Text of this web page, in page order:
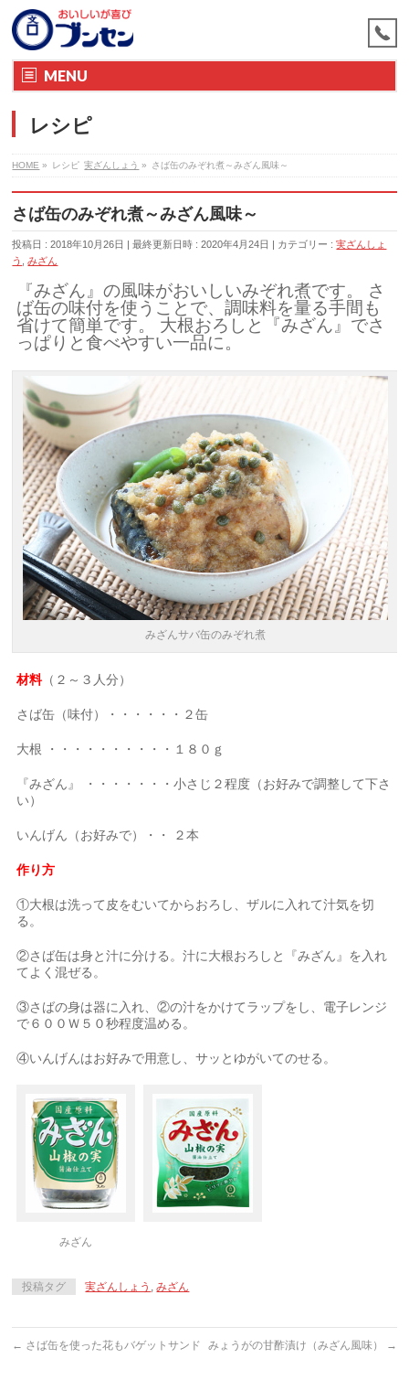
MENU
レシピ
HOME » レシピ 実ざんしょう » さば缶のみぞれ煮～みざん風味～
さば缶のみぞれ煮～みざん風味～
投稿日 : 2018年10月26日 最終更新日時 : 2020年4月24日 カテゴリー :実ざんしょ
う
,みざん
『みざん』の風味がおいしいみぞれ煮です。 さ
ば缶の味付を使うことで、調味料を量る手間も
省けて簡単です。 大根おろしと『みざん』でさ
っぱりと食べやすい一品に。
みざんサバ缶のみぞれ煮
材料（２～３人分）
さば缶（味付）・・・・・・２缶
大根 ・・・・・・・・・・１８０ｇ
『みざん』 ・・・・・・・小さじ２程度（お好みで調整して下さ
い）
いんげん（お好みで）・・ ２本
作り方
①大根は洗って皮をむいてからおろし、ザルに入れて汁気を切
る。
②さば缶は身と汁に分ける。汁に大根おろしと『みざん』を入れ
てよく混ぜる。
③さばの身は器に入れ、②の汁をかけてラップをし、電子レンジ
で６００Ｗ５０秒程度温める。
④いんげんはお好みで用意し、サッとゆがいてのせる。
みざん
投稿タグ 実ざんしょう ,みざん
← さば缶を使った花もバゲットサンド みょうがの甘酢漬け（みざん風味） →